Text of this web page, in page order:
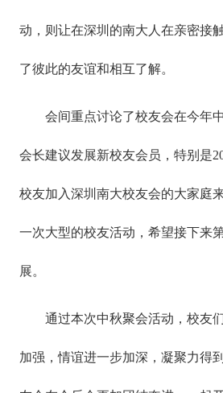
动，则让在深圳的南大人在亲密接
了彼此的友谊和相互了解。
会间重点讨论了校友会在今年
会长建议发展新校友会员，特别是
校友加入深圳南大校友会的大家庭
一次大型的校友活动，希望接下来
展。
通过本次中秋聚会活动，校友
加强，情谊进一步加深，凝聚力得